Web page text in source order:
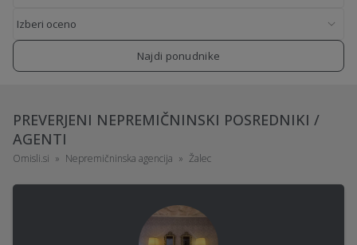
Najdi ponudnike
PREVERJENI NEPREMIČNINSKI POSREDNIKI /
AGENTI
Omisli.si Nepremičninska agencija Žalec